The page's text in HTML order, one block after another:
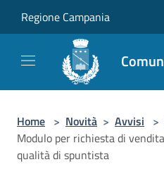
Regione Campania
Home > Novità > Avvisi >
Modulo per richiesta di
qualità di spuntista